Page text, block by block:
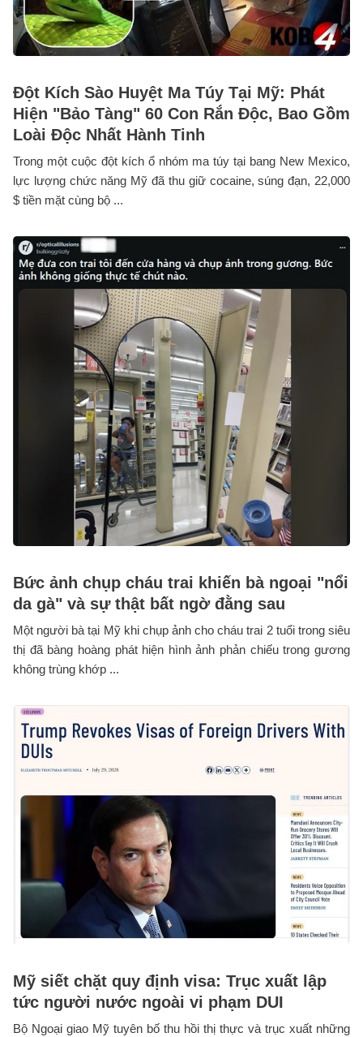
Đột Kích Sào Huyệt Ma Túy Tại Mỹ: Phát
Hiện "Bảo Tàng" 60 Con Rắn Độc, Bao Gồm
Loài Độc Nhất Hành Tinh
Trong một cuộc đột kích ổ nhóm ma túy tại bang New Mexico,
lực lượng chức năng Mỹ đã thu giữ cocaine, súng đạn, 22,000
$ tiền mặt cùng bộ ...
Bức ảnh chụp cháu trai khiến bà ngoại "nổi
da gà" và sự thật bất ngờ đằng sau
Một người bà tại Mỹ khi chụp ảnh cho cháu trai 2 tuổi trong siêu
thị đã bàng hoàng phát hiện hình ảnh phản chiếu trong gương
không trùng khớp ...
Mỹ siết chặt quy định visa: Trục xuất lập
tức người nước ngoài vi phạm DUI
Bộ Ngoại giao Mỹ tuyên bố thu hồi thị thực và trục xuất những